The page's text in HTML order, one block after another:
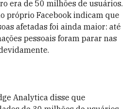
era de 50 milhões de usuários.
próprio Facebook indicam que
afetadas foi ainda maior: até
pessoais foram parar nas
Analytica disse que